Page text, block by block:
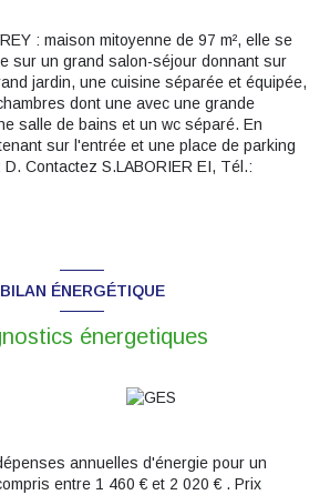
: maison mitoyenne de 97 m², elle se
sur un grand salon-séjour donnant sur
jardin, une cuisine séparée et équipée,
dont une avec une grande
salle de bains et un wc séparé. En
sur l'entrée et une place de parking
Contactez S.LABORIER EI, Tél.:
BILAN ÉNERGÉTIQUE
énergetiques
annuelles d'énergie pour un
entre 1 460 € et 2 020 € . Prix